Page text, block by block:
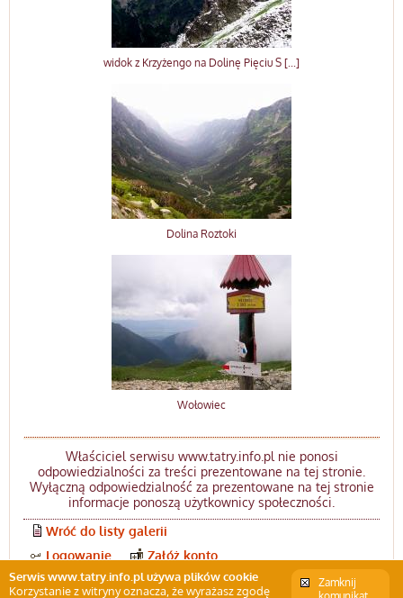
Serwis www.tatry.info.pl używa plików cookie
Korzystanie z witryny oznacza, że wyrażasz zgodę
Zamknij
widok z Krzyżengo na Dolinę Pięciu S [...]
Dolina Roztoki
Wołowiec
Właściciel serwisu www.tatry.info.pl nie ponosi
odpowiedzialności za treści prezentowane na tej stronie.
Wyłączną odpowiedzialność za prezentowane na tej stronie
informacje ponoszą użytkownicy społeczności.
Wróć do listy galerii
Logowanie
Załóż konto